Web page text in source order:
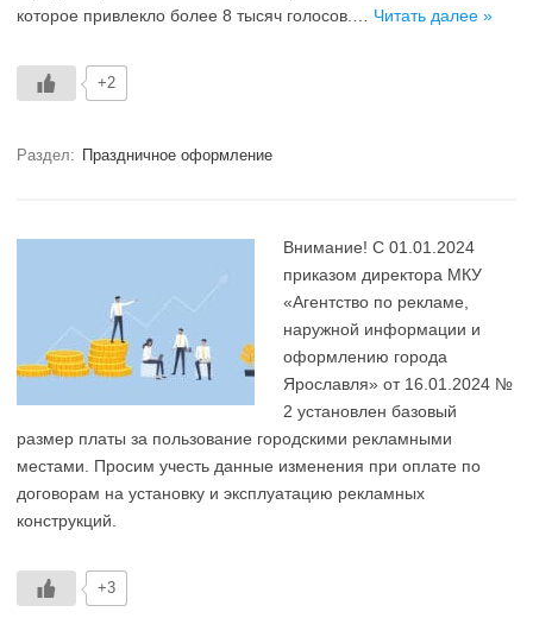
которое привлекло более 8 тысяч голосов.… Читать далее »
+2
Раздел: Праздничное оформление
Внимание! С 01.01.2024
приказом директора МКУ
«Агентство по рекламе,
наружной информации и
оформлению города
Ярославля» от 16.01.2024 №
2 установлен базовый
размер платы за пользование городскими рекламными
местами. Просим учесть данные изменения при оплате по
договорам на установку и эксплуатацию рекламных
конструкций.
+3